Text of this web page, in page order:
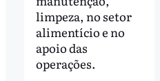
limpeza, no setor
alimentício e no
apoio das
operações.